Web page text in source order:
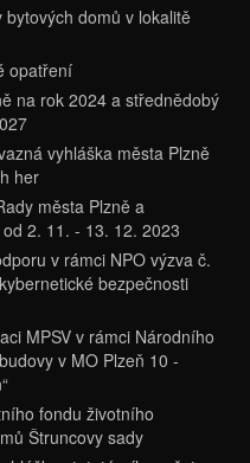
domů v lokalitě
opatření
na rok 2024 a střednědobý
vyhláška města Plzně
her
města Plzně a
2. 11. - 13. 12. 2023
v rámci NPO výzva č.
bezpečnosti
MPSV v rámci Národního
v MO Plzeň 10 -
fondu životního
Štruncovy sady